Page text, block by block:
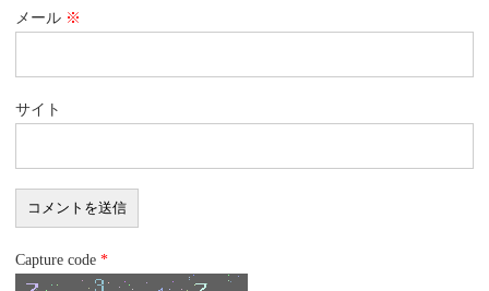
メール ※
サイト
Capture code *